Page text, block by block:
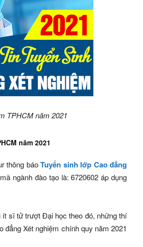
SÀI
GÒN
TPHCM năm 2021
năm 2021
thông báoTuyển sinh lớp Cao đẳng
ngành đào tạo là: 6720602 áp dụng
sĩ tử trượt Đại học theo đó, những thí
Xét nghiệm chính quy năm 2021